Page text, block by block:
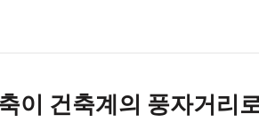
이 건축계의 풍자거리